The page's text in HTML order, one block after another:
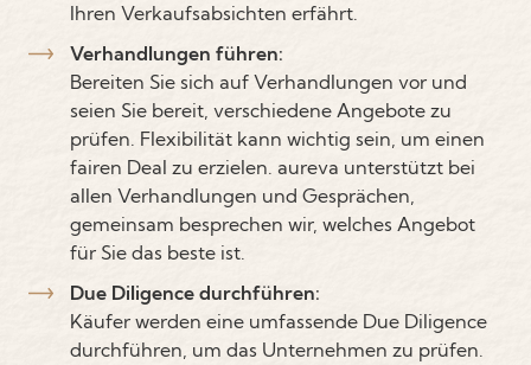
Ihren Verkaufsabsichten erfährt.
Verhandlungen führen:
Bereiten Sie sich auf Verhandlungen vor und
seien Sie bereit, verschiedene Angebote zu
prüfen. Flexibilität kann wichtig sein, um einen
fairen Deal zu erzielen. aureva unterstützt bei
allen Verhandlungen und Gesprächen,
gemeinsam besprechen wir, welches Angebot
für Sie das beste ist.
Due Diligence durchführen:
Käufer werden eine umfassende Due Diligence
durchführen, um das Unternehmen zu prüfen.